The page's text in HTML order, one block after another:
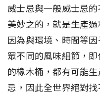
威士忌與一般威士忌
美妙之的，就是生產
因為與環境、時間等
眾不同的風味細節，
的橡木桶，都有可能
忌，因此全世界絕對